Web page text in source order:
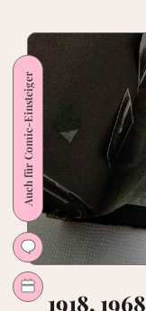
reden,
alles
dabei
Auch für Comic-Einsteiger
1918.